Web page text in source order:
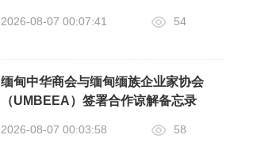
2026-08-07 00:07:41 54
缅甸中华商会与缅甸缅族企业家协会
（UMBEEA）签署合作谅解备忘录
2026-08-07 00:03:58 58